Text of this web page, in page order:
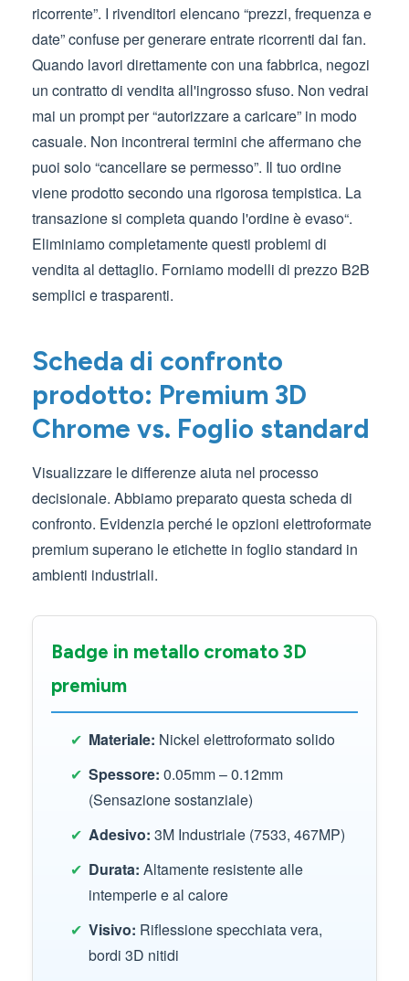
ricorrente”. I rivenditori elencano “prezzi, frequenza e
date” confuse per generare entrate ricorrenti dai fan.
Quando lavori direttamente con una fabbrica, negozi
un contratto di vendita all'ingrosso sfuso. Non vedrai
mai un prompt per “autorizzare a caricare” in modo
casuale. Non incontrerai termini che affermano che
puoi solo “cancellare se permesso”. Il tuo ordine
viene prodotto secondo una rigorosa tempistica. La
transazione si completa quando l'ordine è evaso“.
Eliminiamo completamente questi problemi di
vendita al dettaglio. Forniamo modelli di prezzo B2B
semplici e trasparenti.
Scheda di confronto
prodotto: Premium 3D
Chrome vs. Foglio standard
Visualizzare le differenze aiuta nel processo
decisionale. Abbiamo preparato questa scheda di
confronto. Evidenzia perché le opzioni elettroformate
premium superano le etichette in foglio standard in
ambienti industriali.
Badge in metallo cromato 3D
premium
✔ Materiale: Nickel elettroformato solido
✔ Spessore: 0.05mm – 0.12mm
(Sensazione sostanziale)
✔ Adesivo: 3M Industriale (7533, 467MP)
✔ Durata: Altamente resistente alle
intemperie e al calore
✔ Visivo: Riflessione specchiata vera,
bordi 3D nitidi